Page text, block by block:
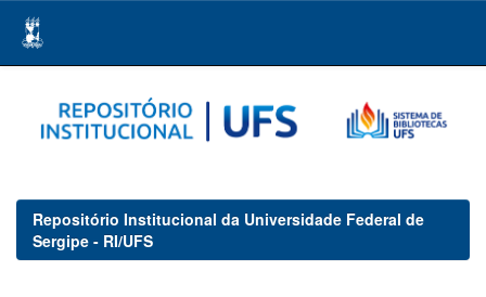
navigation
Repositório Institucional da Universidade Federal de
Sergipe - RI/UFS